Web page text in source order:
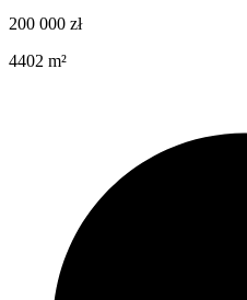
200 000 zł
4402 m²